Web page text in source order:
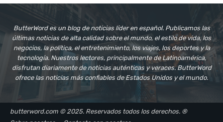
ButterWord es un blog de noticias líder en español. Publicamos las
últimas noticias de alta calidad sobre el mundo, el estilo de vida, los
negocios, la política, el entretenimiento, los viajes, los deportes y la
tecnología. Nuestros lectores, principalmente de Latinoamérica,
disfrutan diariamente de noticias auténticas y veraces. ButterWord
ofrece las noticias más confiables de Estados Unidos y el mundo.
butterword.com © 2025. Reservados todos los derechos. ®